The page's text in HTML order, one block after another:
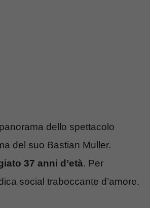
dello spettacolo
del suo Bastian Muller.
37 anni d’età. Per
social traboccante d’amore.